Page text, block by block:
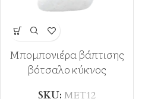
Μπομπονιέρα βάπτισης
βότσαλο κύκνος
SKU: ΜΕΤ12